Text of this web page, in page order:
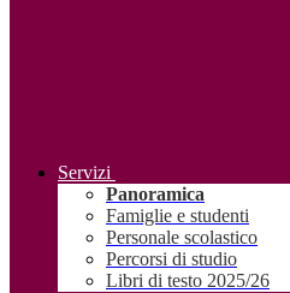
Servizi
Panoramica
Famiglie e studenti
Personale scolastico
Percorsi di studio
Libri di testo 2025/26